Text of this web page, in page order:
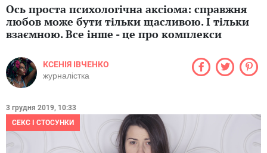
Ось проста психологічна аксіома: справжня
любов може бути тільки щасливою. І тільки
взаємною. Все інше - це про комплекси
КСЕНІЯ ІВЧЕНКО
журналістка
3 грудня 2019, 10:33
СЕКС І СТОСУНКИ